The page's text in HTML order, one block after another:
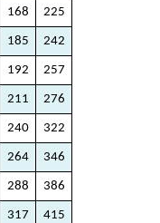
168 225
185 242
192 257
211 276
240 322
264 346
288 386
317 415